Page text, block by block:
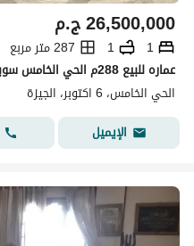
ج.م26,500,000
1
1
287 متر مربع
عماره للبيع 288م الحي الخامس سوبر لوكس (موقع مميز)
الحي الخامس، 6 اكتوبر، الجيزة
الإيميل